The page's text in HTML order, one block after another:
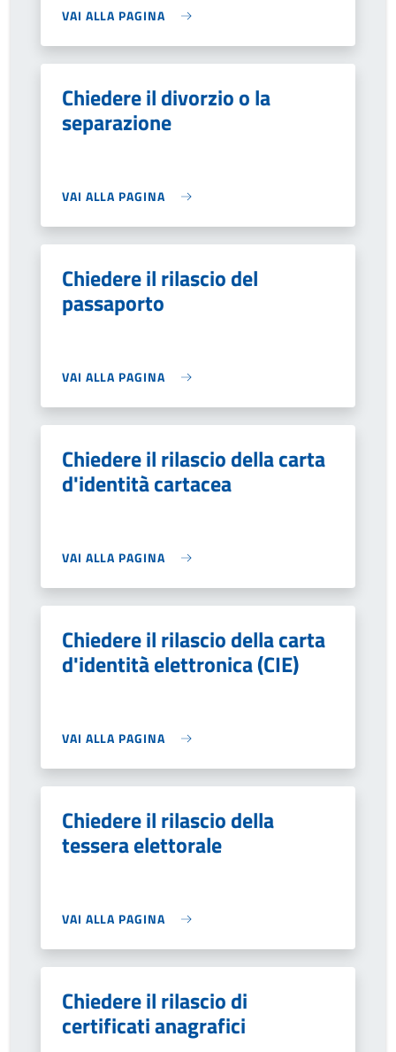
VAI ALLA PAGINA
Chiedere il divorzio o la
separazione
VAI ALLA PAGINA
Chiedere il rilascio del
passaporto
VAI ALLA PAGINA
Chiedere il rilascio della carta
d'identità cartacea
VAI ALLA PAGINA
Chiedere il rilascio della carta
d'identità elettronica (CIE)
VAI ALLA PAGINA
Chiedere il rilascio della
tessera elettorale
VAI ALLA PAGINA
Chiedere il rilascio di
certificati anagrafici